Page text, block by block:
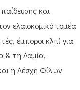
και
ελαιοκομικό τομέα
έμποροι κλπ) για
& τη Λαμία,
η Λέσχη Φίλων